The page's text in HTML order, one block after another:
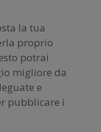
la tua
proprio
potrai
migliore da
e
pubblicare i